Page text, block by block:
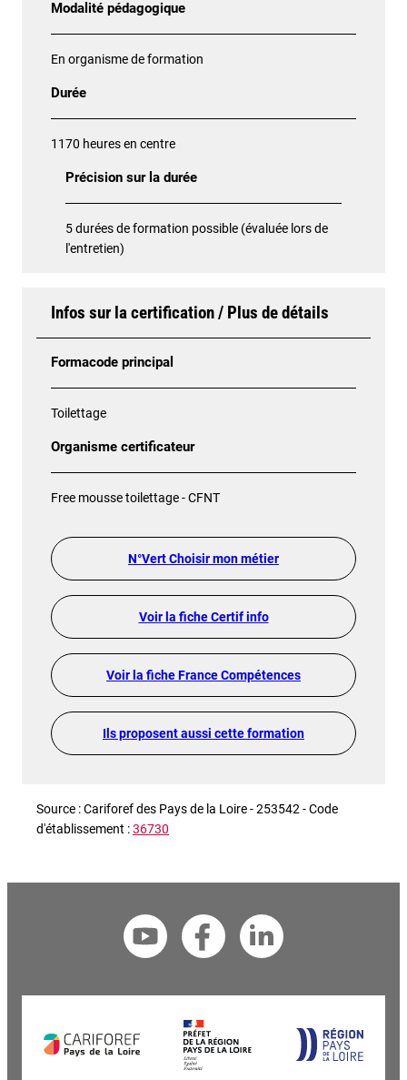
Modalité pédagogique
En organisme de formation
Durée
1170 heures en centre
Précision sur la durée
5 durées de formation possible (évaluée lors de
l'entretien)
Infos sur la certification / Plus de détails
Formacode principal
Toilettage
Organisme certificateur
Free mousse toilettage - CFNT
N°Vert Choisir mon métier
Voir la fiche Certif info
Voir la fiche France Compétences
Ils proposent aussi cette formation
Source : Cariforef des Pays de la Loire - 253542 - Code
d'établissement :36730